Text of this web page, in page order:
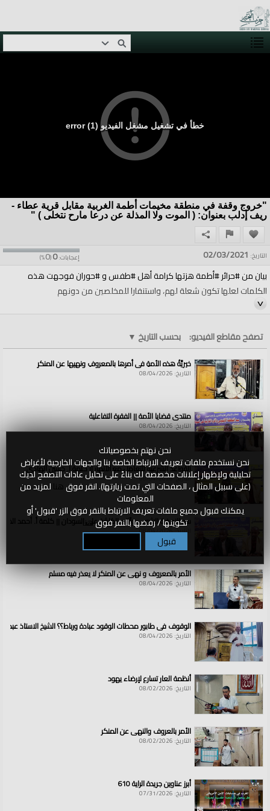
نحن نهتم بخصوصياتك
نحن نستخدم ملفات تعريف الارتباط الخاصة بنا والجهات الخارجية لأغراض
تحليلية ولإظهار إعلانات مخصصة لك بناءً على تحليل عادات التصفح لديك
(على سبيل المثال ، الصفحات التي تمت زيارتها). انقر فوق لمزيد من
المعلومات
يمكنك قبول جميع ملفات تعريف الارتباط بالنقر فوق الزر 'قبول' أو
تكوينها / رفضها بالنقر فوق
قبول
خطأ في تشغيل مشغل الفيديو (1) error
"خروج وقفة في منطقة مخيمات أطمة الغربية مقابل قرية عطاء -
ريف إدلب بعنوان: ( الموت ولا المذلة عن درعا مارح نتخلى ) "
إعجابات:0
(
0
%) التاريخ: 02/03/2021
بيان من #حرائر #أطمة هزتها كرامة أهل #طفس و #حوران فوجهت هذه
الكلمات لعلها تكون شعلة لهم، واستنفارا للمخلصين من دونهم
تنويه: "منبر الأمة" هي قناة مختصة تنشر تسجيلات الخلافة المختارة مما يعده
أبناء الأمة الإسلامية، وتسجيلاتها ليست صادرة عن حزب التحرير أو أية جهة رسمية
فيه، وإنما هي تسجيلات أبناء الأمة الإسلامية، ننشرها على صفحاتنا من باب نشر
ما نرى فيه الخير للإسلام والمسلمين.
الفئات:
قنوات:
منبر الأمة
العلامات:بيان|من|حرائرأطمة|هزتها|كرامة|أهل|طفس| وحوران|فوجهت
|الكلمات|لعلها|تكون|شعلة| لهم
تصفح مقاطع الفيديو: بحسب التاريخ ▼
خيريَّةُ هذه الأمةِ في أمرِها بالمعروفِ ونهيِها عن المنكرِ
التاريخ: 08/04/2026
منتدى قضايا الأمة || الفقرة التفاعلية
التاريخ: 08/04/2026
القواعد الشرعية للتعامل مع الأنهار || كلمة أ. حسين الهادي
التاريخ: 08/04/2026
سد النهضة الاثيوبي وآثاره الكارثية على السودان || كلمة أ. أحمد
التاريخ: 08/04/2026
الأمر بالمعروف و نهي عن المنكر لا يعذر فيه مسلم
التاريخ: 08/04/2026
الوقوف في طابور محطات الوقود عبادة ورباط؟؟ الشيخ الاستاذ عبد
التاريخ: 08/04/2026
أنظمة العار تسارع لإرضاء يهود
التاريخ: 08/02/2026
الأمر بالعروف والنهي عن المنكر
التاريخ: 08/02/2026
أبرز عناوين جريدة الراية 610
التاريخ: 07/31/2026